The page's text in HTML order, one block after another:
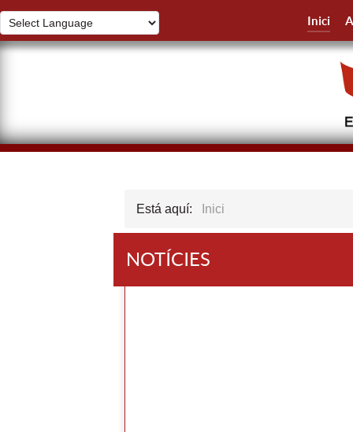
Inici
Está aquí: Inici
NOTÍCIES